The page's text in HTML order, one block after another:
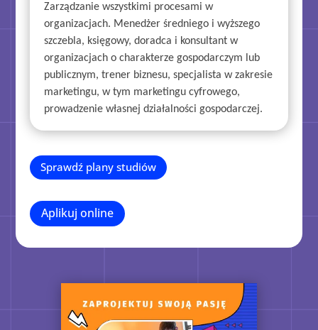
Zarządzanie wszystkimi procesami w
organizacjach. Menedżer średniego i wyższego
szczebla, księgowy, doradca i konsultant w
organizacjach o charakterze gospodarczym lub
publicznym, trener biznesu, specjalista w zakresie
marketingu, w tym marketingu cyfrowego,
prowadzenie własnej działalności gospodarczej.
Sprawdź plany studiów
Aplikuj online